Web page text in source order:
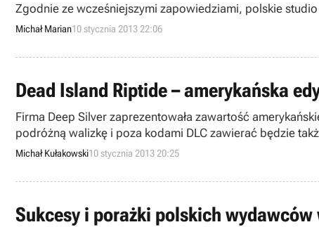
Zgodnie ze wcześniejszymi zapowiedziami, polskie
Michał Marian10 stycznia 2013 22:06
Dead Island Riptide – amerykańska
Firma Deep Silver zaprezentowała zawartość
podróżną walizkę i poza kodami DLC zawierać będzie
Michał Kułakowski10 stycznia 2013 20:25
Sukcesy i porażki polskich